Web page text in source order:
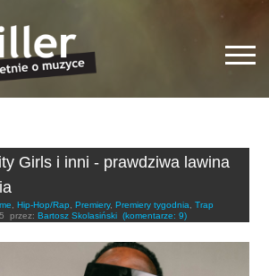
Girls i inni - prawdziwa lawina
, Hip-Hop/Rap, Premiery, Premiery tygodnia, Trap
przez: Bartosz Skolasiński (komentarze: 9)